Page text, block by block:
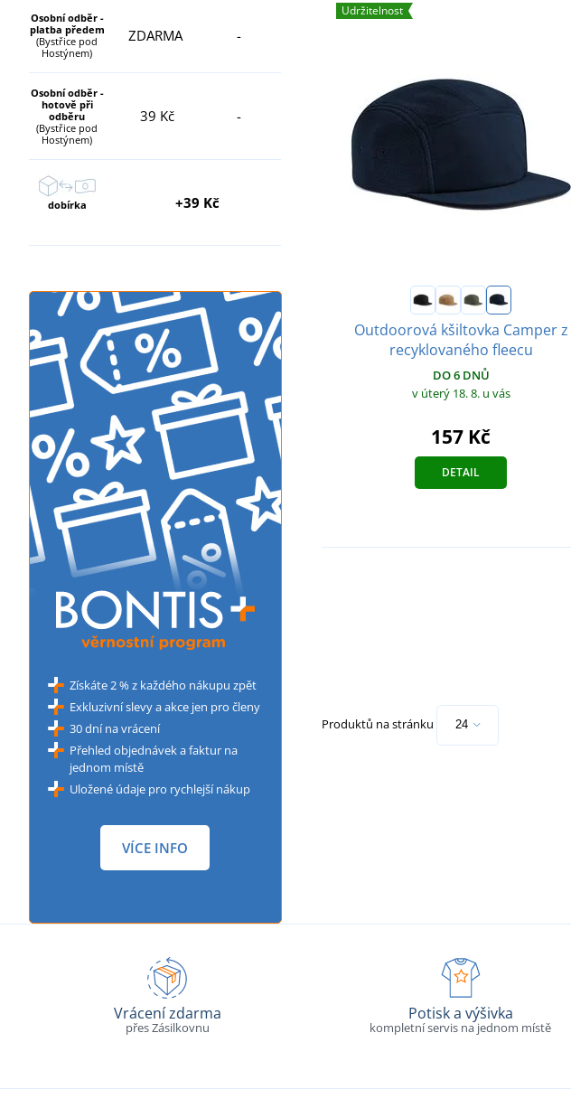
Osobní odběr -
platba předem
(Bystřice pod
Hostýnem)
ZDARMA -
Osobní odběr -
hotově při
odběru
(Bystřice pod
Hostýnem)
39 Kč -
dobírka +39 Kč
Získáte 2 % z každého nákupu zpět
Exkluzivní slevy a akce jen pro členy
30 dní na vrácení
Přehled objednávek a faktur na
jednom místě
Uložené údaje pro rychlejší nákup
VÍCE INFO
Udržitelnost
Outdoorová kšiltovka Camper z
recyklovaného fleecu
DO 6 DNŮ
v úterý 18. 8. u vás
157 Kč
DETAIL
Produktů na stránku
Vrácení zdarma
přes Zásilkovnu
Potisk a výšivka
kompletní servis na jednom místě